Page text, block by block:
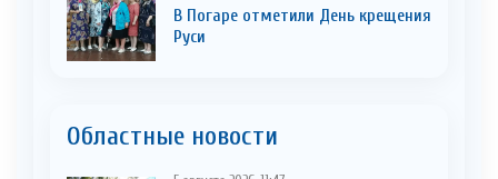
В Погаре отметили День крещения
Руси
Областные новости